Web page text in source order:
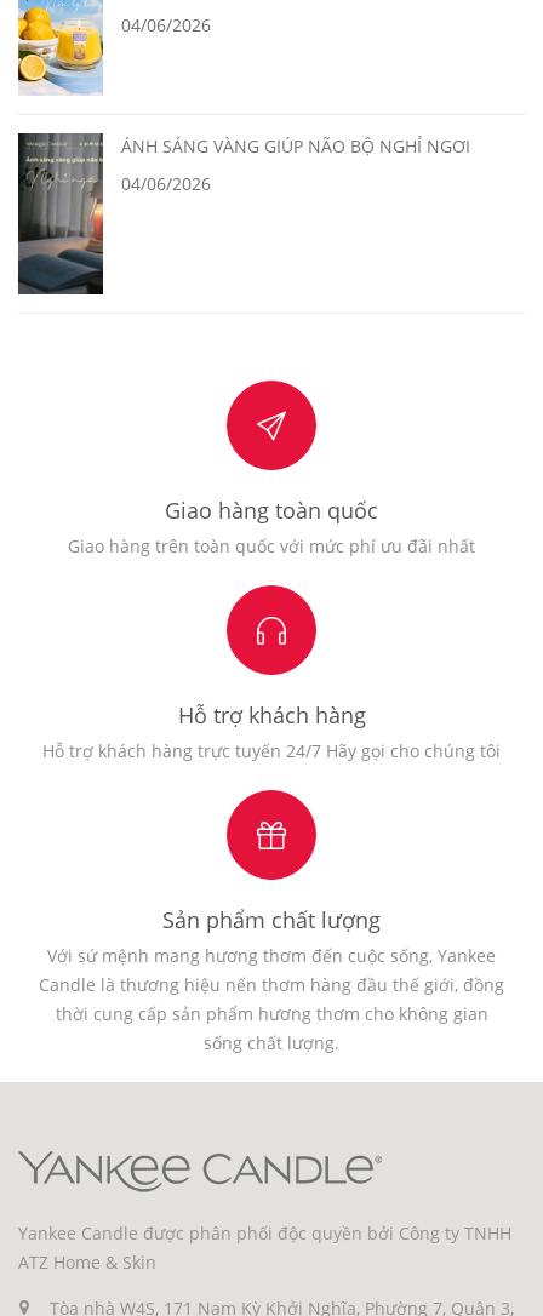
04/06/2026
ÁNH SÁNG VÀNG GIÚP NÃO BỘ NGHỈ NGƠI
04/06/2026
Giao hàng toàn quốc
Giao hàng trên toàn quốc với mức phí ưu đãi nhất
Hỗ trợ khách hàng
Hỗ trợ khách hàng trực tuyến 24/7 Hãy gọi cho chúng tôi
Sản phẩm chất lượng
Với sứ mệnh mang hương thơm đến cuộc sống, Yankee
Candle là thương hiệu nến thơm hàng đầu thế giới, đồng
thời cung cấp sản phẩm hương thơm cho không gian
sống chất lượng.
Yankee Candle được phân phối độc quyền bởi Công ty TNHH
ATZ Home & Skin
Tòa nhà W4S, 171 Nam Kỳ Khởi Nghĩa, Phường 7, Quận 3,